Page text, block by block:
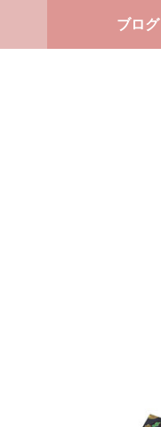
ブログ